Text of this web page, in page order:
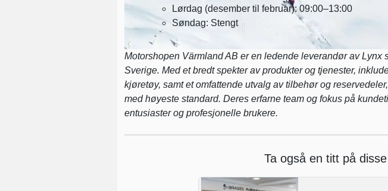
Lørdag (desember til februar): 09:00–13:00
Søndag: Stengt
Motorshopen Värmland AB er en ledende leverandør av
Sverige. Med et bredt spekter av produkter og tjenester,
kjøretøy, samt et omfattende utvalg av tilbehør og
med høyeste standard. Deres erfarne team og fokus på
entusiaster og profesjonelle brukere.
Ta også en titt på